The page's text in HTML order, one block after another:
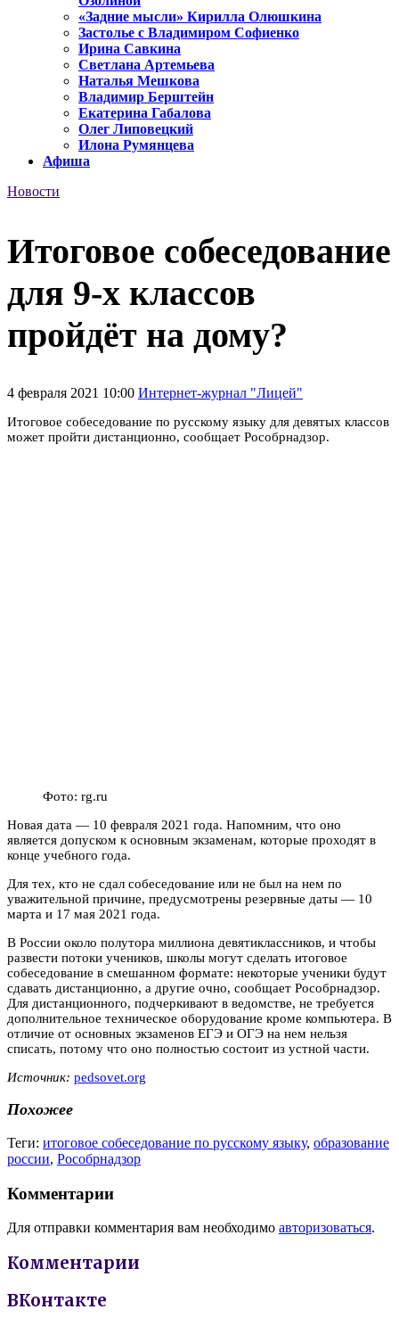
«Задние мысли» Кирилла Олюшкина
Застолье с Владимиром Софиенко
Ирина Савкина
Светлана Артемьева
Наталья Мешкова
Владимир Берштейн
Екатерина Габалова
Олег Липовецкий
Илона Румянцева
Афиша
Новости
Итоговое собеседование
для 9-х классов
пройдёт на дому?
4 февраля 2021 10:00 Интернет-журнал "Лицей"
Итоговое собеседование по русскому языку для девятых классов
может пройти дистанционно, сообщает Рособрнадзор.
Фото: rg.ru
Новая дата — 10 февраля 2021 года. Напомним, что оно
является допуском к основным экзаменам, которые проходят в
конце учебного года.
Для тех, кто не сдал собеседование или не был на нем по
уважительной причине, предусмотрены резервные даты — 10
марта и 17 мая 2021 года.
В России около полутора миллиона девятиклассников, и чтобы
развести потоки учеников, школы могут сделать итоговое
собеседование в смешанном формате: некоторые ученики будут
сдавать дистанционно, а другие очно, сообщает Рособрнадзор.
Для дистанционного, подчеркивают в ведомстве, не требуется
дополнительное техническое оборудование кроме компьютера. В
отличие от основных экзаменов ЕГЭ и ОГЭ на нем нельзя
списать, потому что оно полностью состоит из устной части.
Источник: pedsovet.org
Похожее
Теги: итоговое собеседование по русскому языку, образование
россии, Рособрнадзор
Комментарии
Для отправки комментария вам необходимо авторизоваться.
Комментарии
ВКонтакте